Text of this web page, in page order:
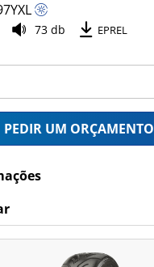
YXL
73 db EPREL
PEDIR UM ORÇAMENTO